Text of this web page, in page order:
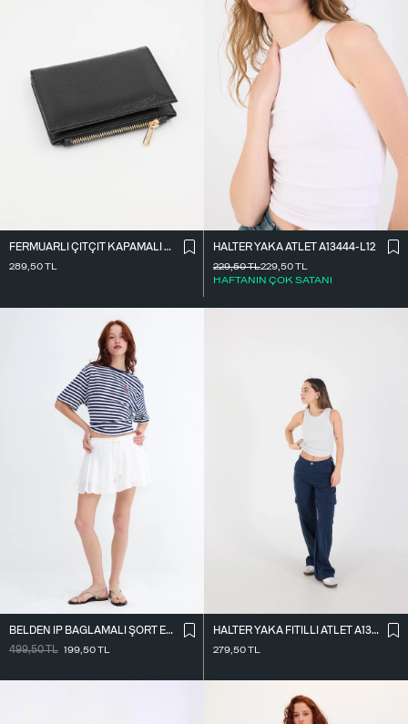
FERMUARLI ÇITÇIT KAPAMALI CÜZDAN CZDN118-F6
289,50TL
HALTER YAKA ATLET A13444-L12
229,50TL
HAFTANIN ÇOK SATANI
229,50TL
BELDEN İ̇P BAĞLAMALI ŞORT ETEK Ş16072-L7
499,50TL 199,50TL
HALTER YAKA FITILLI ATLET A13294-L7
279,50TL